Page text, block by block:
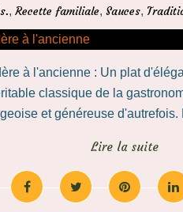
, Recette familiale, Sauces,
à l'ancienne : Un plat
classique de la
et généreuse d'autrefois.
Lire la suite